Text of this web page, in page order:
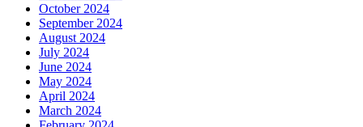
October 2024
September 2024
August 2024
July 2024
June 2024
May 2024
April 2024
March 2024